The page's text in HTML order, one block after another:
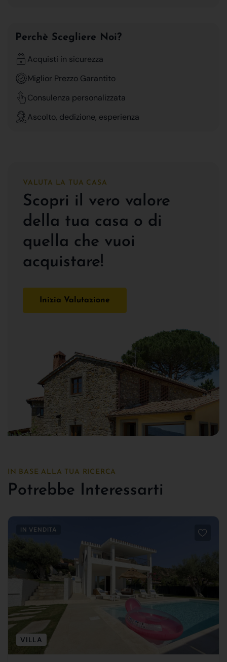
Perchè Scegliere Noi?
Acquisti in sicurezza
Miglior Prezzo Garantito
Consulenza personalizzata
Ascolto, dedizione, esperienza
VALUTA LA TUA CASA
Scopri il vero valore
della tua casa o di
quella che vuoi
acquistare!
Inizia Valutazione
IN BASE ALLA TUA RICERCA
Potrebbe Interessarti
IN VENDITA
VILLA